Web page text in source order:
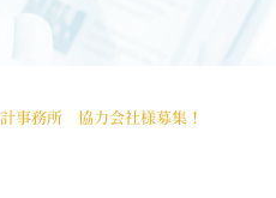
事務所 協力会社様募集！